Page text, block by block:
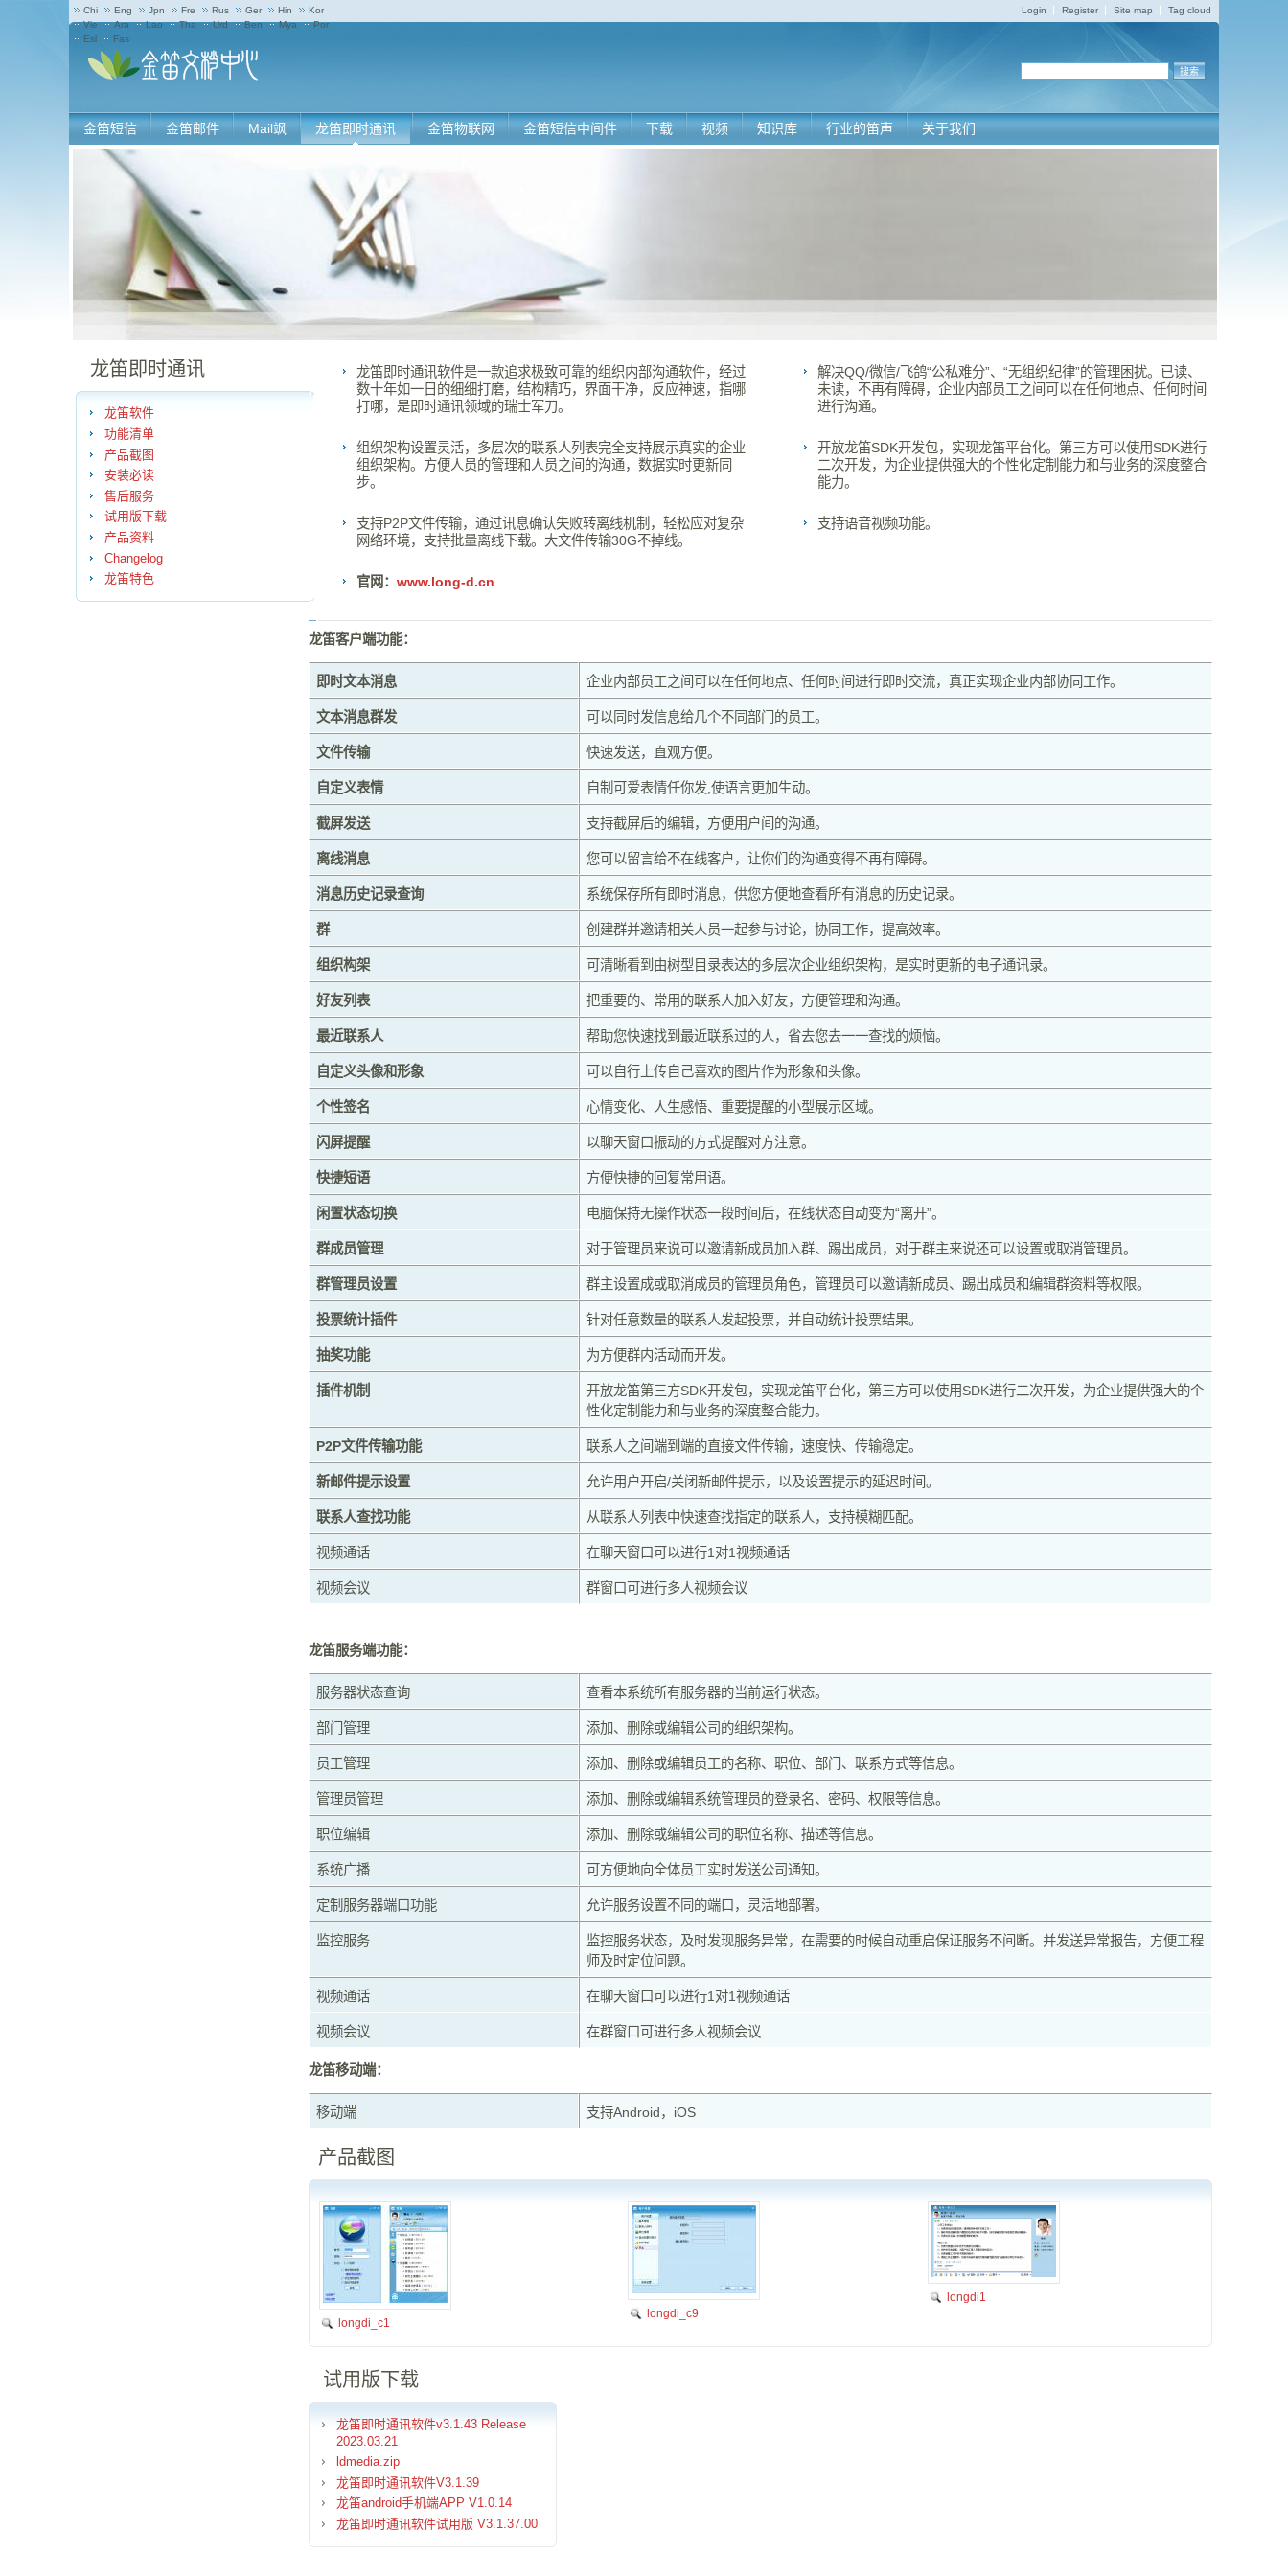
Chi Eng Jpn Fre Rus Ger Hin
Kor
Vie
Ara Lao Tha Urd Ben Mya
Por
Esl
Fas
Tag cloud
Site map
Register
Login
金笛短信 金笛邮件 Mail飒 龙笛即时通讯 金笛物联网 金笛短信中间件 下载 视频 知识库 行业的笛声 关于我们
龙笛即时通讯
龙笛软件
功能清单
产品截图
安装必读
售后服务
试用版下载
产品资料
Changelog
龙笛特色
龙笛即时通讯软件是一款追求极致可靠的组织内部沟通软件，经过
数十年如一日的细细打磨，结构精巧，界面干净，反应神速，指哪
打哪，是即时通讯领域的瑞士军刀。
解决QQ/微信/飞鸽“公私难分”、“无组织纪律”的管理困扰。已读、
未读，不再有障碍，企业内部员工之间可以在任何地点、任何时间
进行沟通。
组织架构设置灵活，多层次的联系人列表完全支持展示真实的企业
组织架构。方便人员的管理和人员之间的沟通，数据实时更新同
步。
开放龙笛SDK开发包，实现龙笛平台化。第三方可以使用SDK进行
二次开发，为企业提供强大的个性化定制能力和与业务的深度整合
能力。
支持P2P文件传输，通过讯息确认失败转离线机制，轻松应对复杂
网络环境，支持批量离线下载。大文件传输30G不掉线。
支持语音视频功能。
官网： www.long-d.cn
龙笛客户端功能：
即时文本消息 企业内部员工之间可以在任何地点、任何时间进行即时交流，真正实现企业内部协同工作。
文本消息群发 可以同时发信息给几个不同部门的员工。
文件传输 快速发送，直观方便。
自定义表情 自制可爱表情任你发,使语言更加生动。
截屏发送 支持截屏后的编辑，方便用户间的沟通。
离线消息 您可以留言给不在线客户，让你们的沟通变得不再有障碍。
消息历史记录查询 系统保存所有即时消息，供您方便地查看所有消息的历史记录。
群 创建群并邀请相关人员一起参与讨论，协同工作，提高效率。
组织构架 可清晰看到由树型目录表达的多层次企业组织架构，是实时更新的电子通讯录。
好友列表 把重要的、常用的联系人加入好友，方便管理和沟通。
最近联系人 帮助您快速找到最近联系过的人，省去您去一一查找的烦恼。
自定义头像和形象 可以自行上传自己喜欢的图片作为形象和头像。
个性签名 心情变化、人生感悟、重要提醒的小型展示区域。
闪屏提醒 以聊天窗口振动的方式提醒对方注意。
快捷短语 方便快捷的回复常用语。
闲置状态切换 电脑保持无操作状态一段时间后，在线状态自动变为“离开”。
群成员管理 对于管理员来说可以邀请新成员加入群、踢出成员，对于群主来说还可以设置或取消管理员。
群管理员设置 群主设置成或取消成员的管理员角色，管理员可以邀请新成员、踢出成员和编辑群资料等权限。
投票统计插件 针对任意数量的联系人发起投票，并自动统计投票结果。
抽奖功能 为方便群内活动而开发。
插件机制
开放龙笛第三方SDK开发包，实现龙笛平台化，第三方可以使用SDK进行二次开发，为企业提供强大的个
性化定制能力和与业务的深度整合能力。
P2P文件传输功能 联系人之间端到端的直接文件传输，速度快、传输稳定。
新邮件提示设置 允许用户开启/关闭新邮件提示，以及设置提示的延迟时间。
联系人查找功能 从联系人列表中快速查找指定的联系人，支持模糊匹配。
视频通话 在聊天窗口可以进行1对1视频通话
视频会议 群窗口可进行多人视频会议
龙笛服务端功能：
服务器状态查询 查看本系统所有服务器的当前运行状态。
部门管理 添加、删除或编辑公司的组织架构。
员工管理 添加、删除或编辑员工的名称、职位、部门、联系方式等信息。
管理员管理 添加、删除或编辑系统管理员的登录名、密码、权限等信息。
职位编辑 添加、删除或编辑公司的职位名称、描述等信息。
系统广播 可方便地向全体员工实时发送公司通知。
定制服务器端口功能 允许服务设置不同的端口，灵活地部署。
监控服务
监控服务状态，及时发现服务异常，在需要的时候自动重启保证服务不间断。并发送异常报告，方便工程
师及时定位问题。
视频通话 在聊天窗口可以进行1对1视频通话
视频会议 在群窗口可进行多人视频会议
龙笛移动端：
移动端 支持Android，iOS
产品截图
longdi_c1
longdi1
longdi_c9
试用版下载
龙笛即时通讯软件v3.1.43 Release
2023.03.21
ldmedia.zip
龙笛即时通讯软件V3.1.39
龙笛android手机端APP V1.0.14
龙笛即时通讯软件试用版 V3.1.37.00